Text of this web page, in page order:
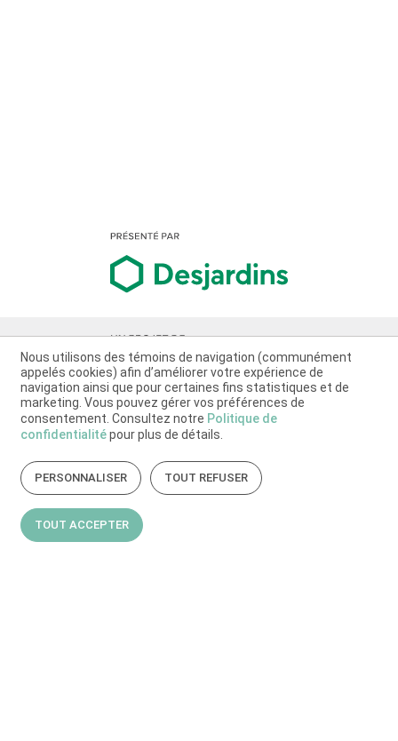
Nous utilisons des témoins de navigation (communément
appelés cookies) afin d’améliorer votre expérience de
navigation ainsi que pour certaines fins statistiques et de
marketing. Vous pouvez gérer vos préférences de
consentement. Consultez notre Politique de
confidentialitépour plus de détails.
PERSONNALISER TOUT REFUSER
TOUT ACCEPTER